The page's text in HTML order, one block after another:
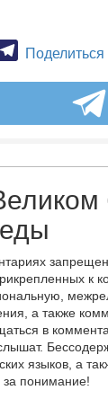
Telegram
Поделиться
к
а также
в
языков, а
понимание!